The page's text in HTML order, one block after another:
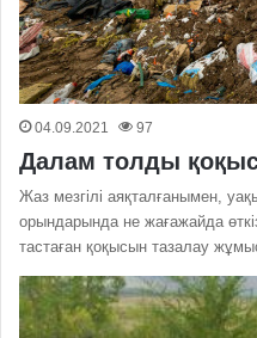
04.09.2021 97
Далам толды
Жаз мезгілі аяқталғанымен,
орындарында не жағажайда
тастаған қоқысын тазалау